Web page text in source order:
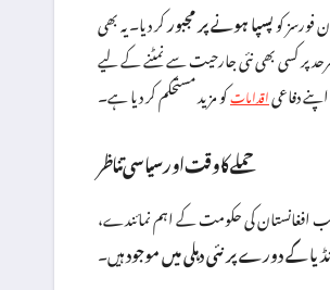
کوپسپا ہونے پر مجبورکر دیا۔ یہ بھی
پر کسی بھی نئی جارحیت سے نمٹنے کے لیے
اپنے دفاعیاقداماتکو مزید مستحکم کر دیا ہے۔
حملے کا وقت اور سیاسی تناظر
افغانستان کی حکومت کے اہم نمائندے،
کے دورے پر نئی دہلی میں موجودہیں۔